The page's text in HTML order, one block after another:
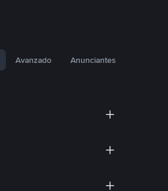
Avanzado Anunciantes